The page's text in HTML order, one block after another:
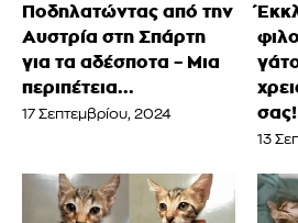
Ποδηλατώντας από την
Αυστρία στη Σπάρτη
για τα αδέσποτα – Μια
περιπέτεια...
17 Σεπτεμβρίου, 2024
σας!
13